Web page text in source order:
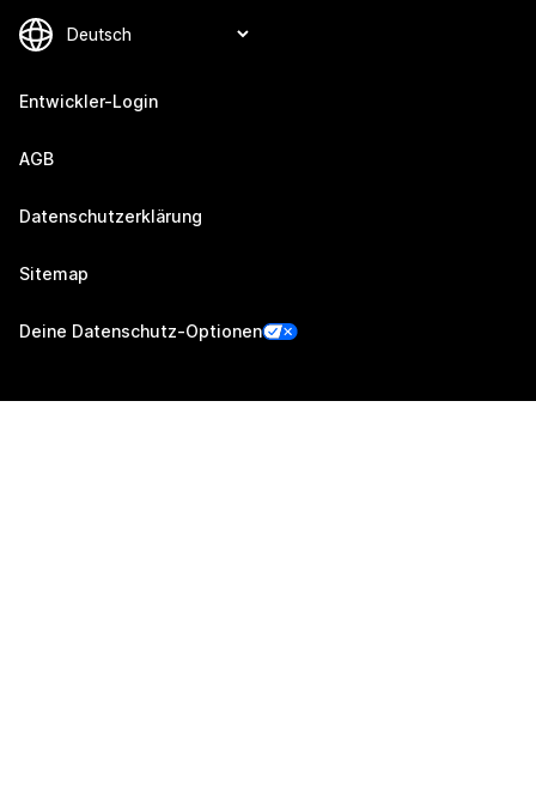
Entwickler-Login
AGB
Datenschutzerklärung
Sitemap
Deine Datenschutz-Optionen